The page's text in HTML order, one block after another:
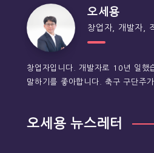
오세용
창업자, 개발자,
창업자입니다. 개발자로 10년 일했
말하기를 좋아합니다. 축구 구단주
오세용 뉴스레터